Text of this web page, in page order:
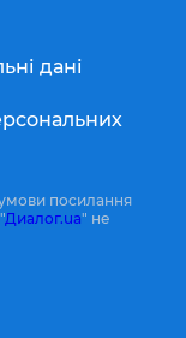
дані
посилання
Диалог.ua" не